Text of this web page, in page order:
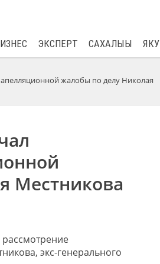
ЭКСПЕРТ САХАЛЫЫ
жалобы по делу Николая
Местникова
рассмотрение
экс-генерального